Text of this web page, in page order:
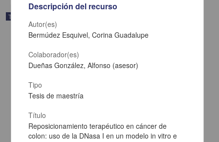
Trabajo de grado
Descripción del recurso
Autor(es)
Bermúdez Esquivel, Corina Guadalupe
Colaborador(es)
Dueñas González, Alfonso (asesor)
Tipo
Tesis de maestría
Título
Reposicionamiento terapéutico en cáncer de
colon: uso de la DNasa I en un modelo in vitro e